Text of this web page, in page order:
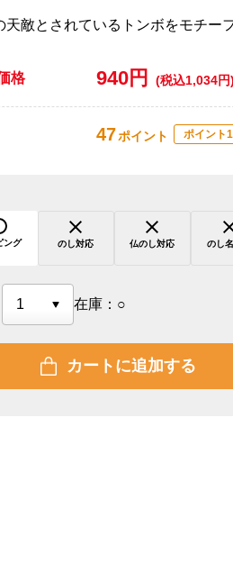
天敵とされているトンボをモチー
格 940円 (税込1,034円)
47ポイント ポイント
ング のし対応 仏のし対応 のし
在庫： ○
カートに追加する